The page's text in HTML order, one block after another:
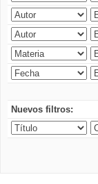
Nuevos filtros: